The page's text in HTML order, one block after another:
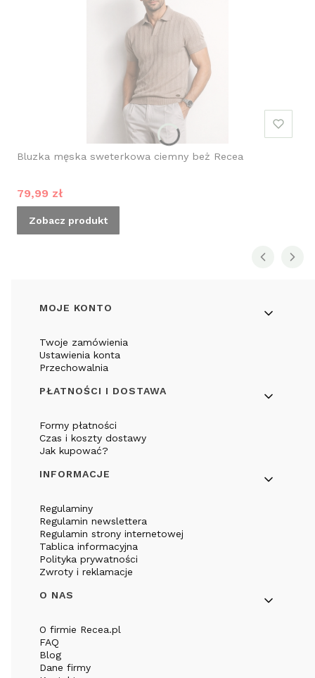
Bluzka męska sweterkowa ciemny beż Recea
Cena promocyjna
79,99 zł
Zobacz produkt
Linki w stopce
MOJE KONTO
Twoje zamówienia
Ustawienia konta
Przechowalnia
PŁATNOŚCI I DOSTAWA
Formy płatności
Czas i koszty dostawy
Jak kupować?
INFORMACJE
Regulaminy
Regulamin newslettera
Regulamin strony internetowej
Tablica informacyjna
Polityka prywatności
Zwroty i reklamacje
O NAS
O firmie Recea.pl
FAQ
Blog
Dane firmy